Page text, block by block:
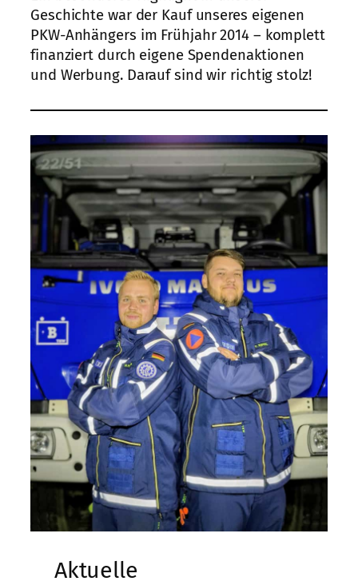
Geschichte war der Kauf unseres eigenen
PKW-Anhängers im Frühjahr 2014 – komplett
finanziert durch eigene Spendenaktionen
und Werbung. Darauf sind wir richtig stolz!
Aktuelle